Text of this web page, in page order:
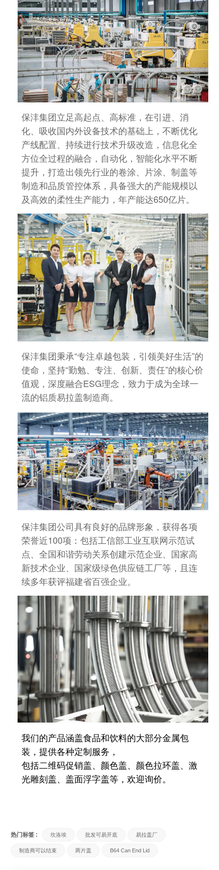
保沣集团立足高起点、高标准，在引进、消
化、吸收国内外设备技术的基础上，不断优化
产线配置、持续进行技术升级改造，信息化全
方位全过程的融合，自动化，智能化水平不断
提升，打造出领先行业的卷涂、片涂、制盖等
制造和品质管控体系，具备强大的产能规模以
及高效的柔性生产能力，年产能达650亿片。
保沣集团秉承“专注卓越包装，引领美好生活”的
使命，坚持“勤勉、专注、创新、责任”的核心价
值观，深度融合ESG理念，致力于成为全球一
流的铝质易拉盖制造商。
保沣集团公司具有良好的品牌形象，获得各项
荣誉近100项：包括工信部工业互联网示范试
点、全国和谐劳动关系创建示范企业、国家高
新技术企业、国家级绿色供应链工厂等，且连
续多年获评福建省百强企业。
我们的产品涵盖食品和饮料的大部分金属包
装，提供各种定制服务，
包括二维码促销盖、颜色盖、颜色拉环盖、激
光雕刻盖、盖面浮字盖等，欢迎询价。
热门标签 : 坎洛埃 批发可易开底 易拉盖厂
制造商可以结束 两片盖 B64 Can End Lid